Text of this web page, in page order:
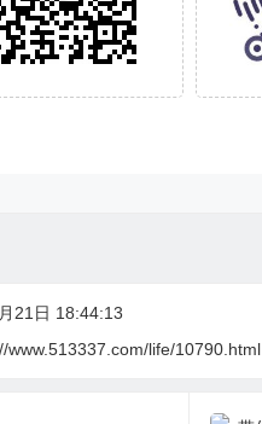
21日 18:44:13
www.513337.com/life/10790.html